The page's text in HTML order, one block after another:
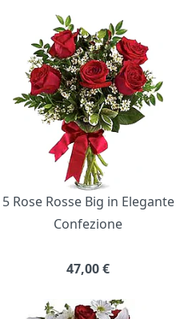
5 Rose Rosse Big in Elegante
Confezione
47,00€